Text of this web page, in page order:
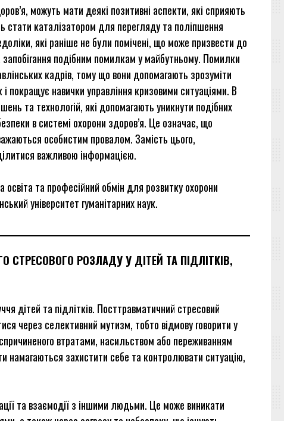
можуть мати деякі позитивні аспекти, які сприяють
каталізатором для перегляду та поліпшення
які раніше не були помічені, що може призвести до
подібним помилкам у майбутньому. Помилки
кадрів, тому що вони допомагають зрозуміти
навички управління кризовими ситуаціями. В
та технологій, які допомагають уникнути подібних
в системі охорони здоров’я. Це означає, що
особистим провалом. Замість цього,
важливою інформацією.
та професійний обмін для розвитку охорони
університет гуманітарних наук.
РОЗЛАДУ У ДІТЕЙ ТА ПІДЛІТКІВ,
дітей та підлітків. Посттравматичний стресовий
через селективний мутизм, тобто відмову говорити у
втратами, насильством або переживанням
намагаються захистити себе та контролювати ситуацію,
та взаємодії з іншими людьми. Це може виникати